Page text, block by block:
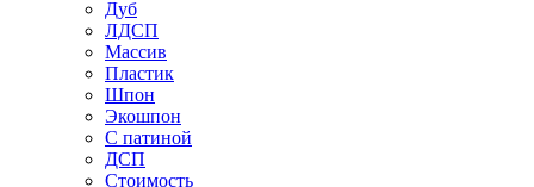
Дуб
ЛДСП
Массив
Пластик
Шпон
Экошпон
С патиной
ДСП
Стоимость